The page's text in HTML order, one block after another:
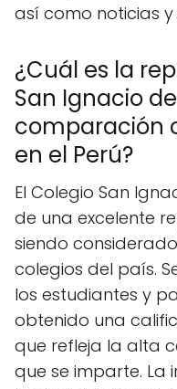
así como noticias
¿Cuál es la
San Ignacio
comparación
en el Perú?
El Colegio San
de una excelente
siendo
colegios del país.
los estudiantes y
obtenido una
que refleja la alta
que se imparte. La